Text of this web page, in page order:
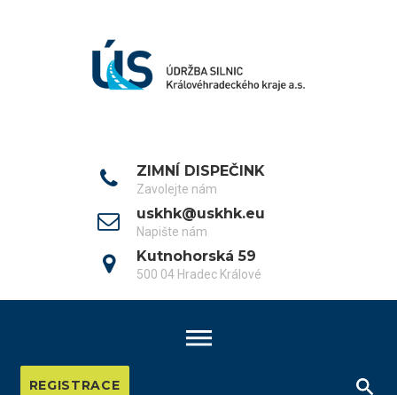
ZIMNÍ DISPEČINK
Zavolejte nám
uskhk@uskhk.eu
Napište nám
Kutnohorská 59
500 04 Hradec Králové
REGISTRACE